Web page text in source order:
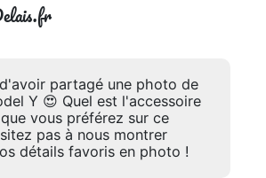
partagé une photo de
Y 😍 Quel est l'accessoire
vous préférez sur ce
pas à nous montrer
détails favoris en photo !